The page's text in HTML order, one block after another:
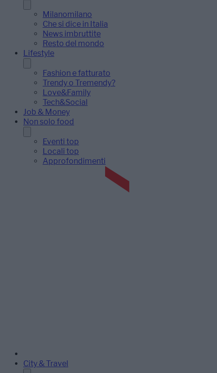
Milanomilano
Che si dice in Italia
News imbruttite
Resto del mondo
Lifestyle
Fashion e fatturato
Trendy o Tremendy?
Love&Family
Tech&Social
Job & Money
Non solo food
Eventi top
Locali top
Approfondimenti
City & Travel